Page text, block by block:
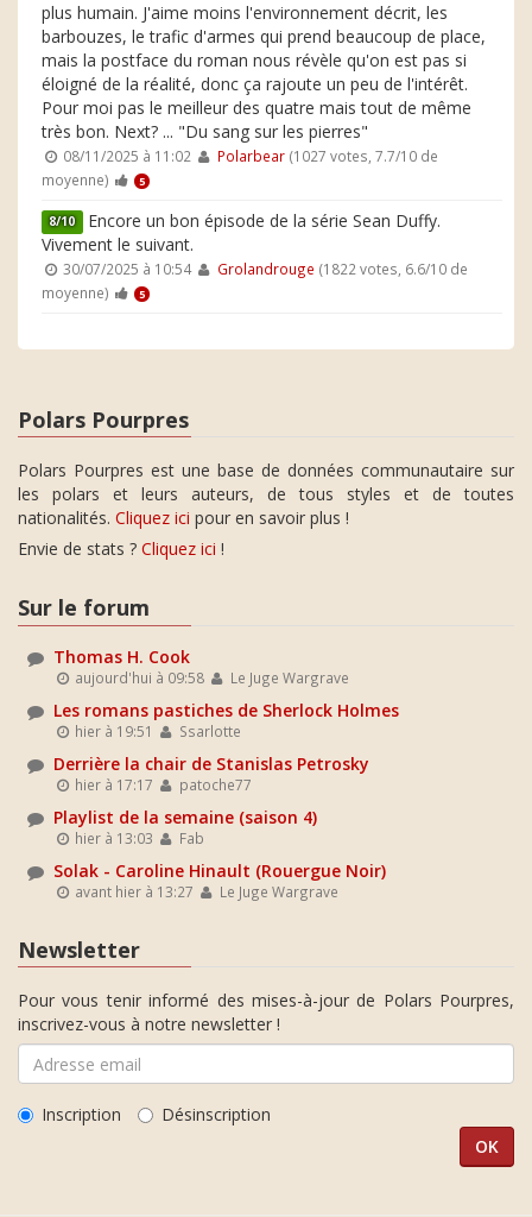
plus humain. J'aime moins l'environnement décrit, les
barbouzes, le trafic d'armes qui prend beaucoup de place,
mais la postface du roman nous révèle qu'on est pas si
éloigné de la réalité, donc ça rajoute un peu de l'intérêt.
Pour moi pas le meilleur des quatre mais tout de même
très bon. Next? ... "Du sang sur les pierres"
08/11/2025 à 11:02 Polarbear(1027 votes, 7.7/10 de
moyenne)
5
8/10 Encore un bon épisode de la série Sean Duffy.
Vivement le suivant.
30/07/2025 à 10:54 Grolandrouge (1822 votes, 6.6/10 de
moyenne)
5
Polars Pourpres
Polars Pourpres est une base de données communautaire sur
les polars et leurs auteurs, de tous styles et de toutes
nationalités. Cliquez ici pour en savoir plus !
Envie de stats ? Cliquez ici !
Sur le forum
Thomas H. Cook
aujourd'hui à 09:58 Le Juge Wargrave
Les romans pastiches de Sherlock Holmes
hier à 19:51 Ssarlotte
Derrière la chair de Stanislas Petrosky
hier à 17:17 patoche77
Playlist de la semaine (saison 4)
hier à 13:03 Fab
Solak - Caroline Hinault (Rouergue Noir)
avant hier à 13:27 Le Juge Wargrave
Newsletter
Pour vous tenir informé des mises-à-jour de Polars Pourpres,
inscrivez-vous à notre newsletter !
Inscription Désinscription